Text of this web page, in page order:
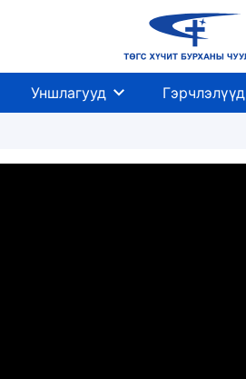
Уншлагууд Гэрчлэлүүд